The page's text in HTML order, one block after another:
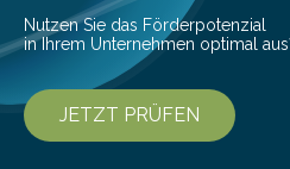
Nutzen Sie das Förderpotenzial
in Ihrem Unternehmen optimal
JETZT PRÜFEN